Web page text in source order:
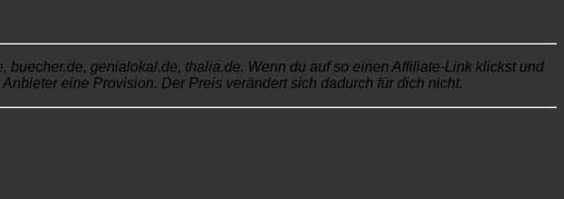
genialokal.de, thalia.de. Wenn du auf so einen Affiliate-Link klickst und
eine Provision. Der Preis verändert sich dadurch für dich nicht.